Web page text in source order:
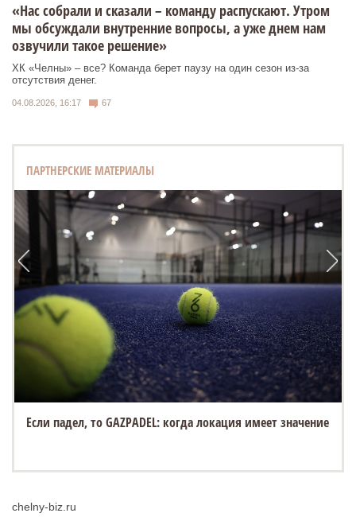
«Нас собрали и сказали – команду распускают. Утром
мы обсуждали внутренние вопросы, а уже днем нам
озвучили такое решение»
ХК «Челны» – все? Команда берет паузу на один сезон из-за
отсутствия денег.
04.08.2026, 16:17 67
ПАРТНЕРСКИЕ МАТЕРИАЛЫ
Если падел, то GAZPADEL: когда локация имеет значение
chelny-biz.ru